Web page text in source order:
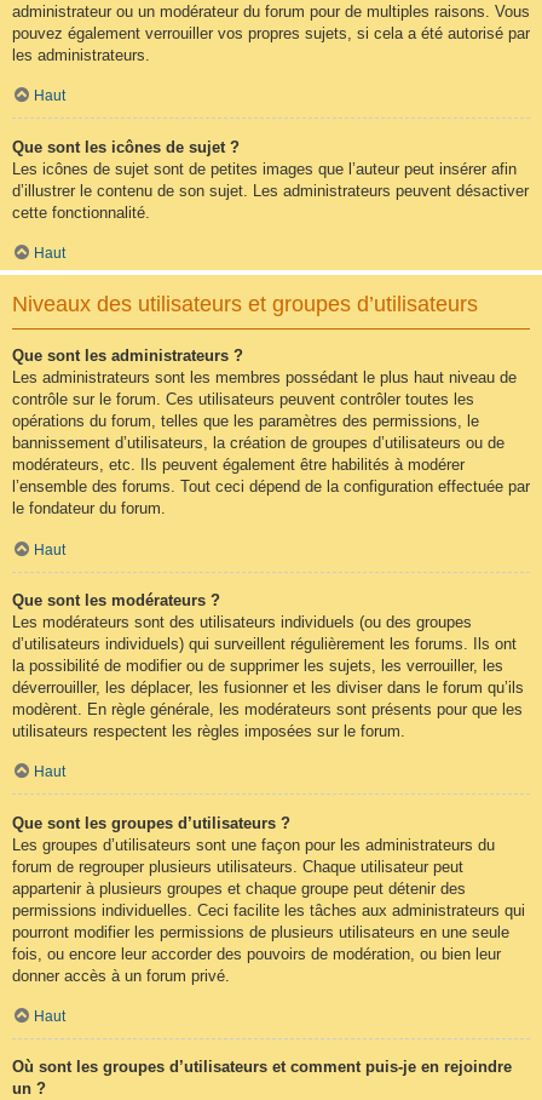
administrateur ou un modérateur du forum pour de multiples raisons. Vous
pouvez également verrouiller vos propres sujets, si cela a été autorisé par
les administrateurs.
Haut
Que sont les icônes de sujet ?
Les icônes de sujet sont de petites images que l’auteur peut insérer afin
d’illustrer le contenu de son sujet. Les administrateurs peuvent désactiver
cette fonctionnalité.
Haut
Niveaux des utilisateurs et groupes d’utilisateurs
Que sont les administrateurs ?
Les administrateurs sont les membres possédant le plus haut niveau de
contrôle sur le forum. Ces utilisateurs peuvent contrôler toutes les
opérations du forum, telles que les paramètres des permissions, le
bannissement d’utilisateurs, la création de groupes d’utilisateurs ou de
modérateurs, etc. Ils peuvent également être habilités à modérer
l’ensemble des forums. Tout ceci dépend de la configuration effectuée par
le fondateur du forum.
Haut
Que sont les modérateurs ?
Les modérateurs sont des utilisateurs individuels (ou des groupes
d’utilisateurs individuels) qui surveillent régulièrement les forums. Ils ont
la possibilité de modifier ou de supprimer les sujets, les verrouiller, les
déverrouiller, les déplacer, les fusionner et les diviser dans le forum qu’ils
modèrent. En règle générale, les modérateurs sont présents pour que les
utilisateurs respectent les règles imposées sur le forum.
Haut
Que sont les groupes d’utilisateurs ?
Les groupes d’utilisateurs sont une façon pour les administrateurs du
forum de regrouper plusieurs utilisateurs. Chaque utilisateur peut
appartenir à plusieurs groupes et chaque groupe peut détenir des
permissions individuelles. Ceci facilite les tâches aux administrateurs qui
pourront modifier les permissions de plusieurs utilisateurs en une seule
fois, ou encore leur accorder des pouvoirs de modération, ou bien leur
donner accès à un forum privé.
Haut
Où sont les groupes d’utilisateurs et comment puis-je en rejoindre
un ?